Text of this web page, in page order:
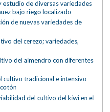
estudio de diversas variedades
bajo riego localizado
de nuevas variedades de
del cerezo; variedades,
del almendro con diferentes
cultivo tradicional e intensivo
del cultivo del kiwi en el